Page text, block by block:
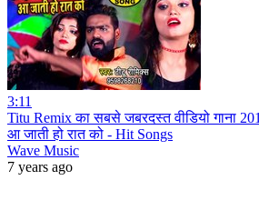
3:11
Titu Remix का सबसे जबरदस्त वीडियो गाना
आ जाती हो रात को - Hit Songs
Wave Music
7 years ago